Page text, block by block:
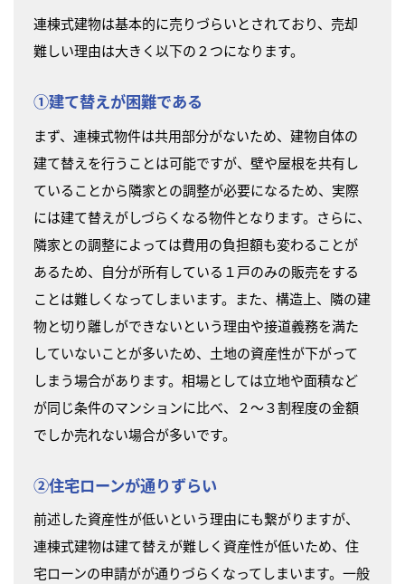
連棟式建物は基本的に売りづらいとされており、売却
難しい理由は大きく以下の２つになります。
①建て替えが困難である
まず、連棟式物件は共用部分がないため、建物自体の
建て替えを行うことは可能ですが、壁や屋根を共有し
ていることから隣家との調整が必要になるため、実際
には建て替えがしづらくなる物件となります。さらに、
隣家との調整によっては費用の負担額も変わることが
あるため、自分が所有している１戸のみの販売をする
ことは難しくなってしまいます。また、構造上、隣の建
物と切り離しができないという理由や接道義務を満た
していないことが多いため、土地の資産性が下がって
しまう場合があります。相場としては立地や面積など
が同じ条件のマンションに比べ、２～３割程度の金額
でしか売れない場合が多いです。
②住宅ローンが通りずらい
前述した資産性が低いという理由にも繋がりますが、
連棟式建物は建て替えが難しく資産性が低いため、住
宅ローンの申請がが通りづらくなってしまいます。一般